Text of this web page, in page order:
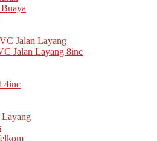
Jalan Layang
Jalan Layang 8inc
4inc